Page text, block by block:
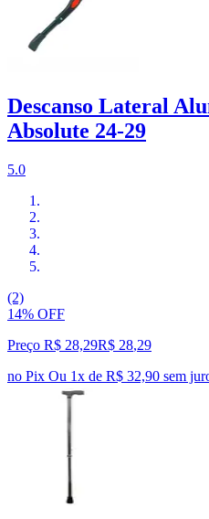
Descanso Lateral
Absolute 24-29
5.0
(2)
14% OFF
Preço R$ 28,29R$ 28,29
no Pix Ou 1x de R$ 32,90 sem